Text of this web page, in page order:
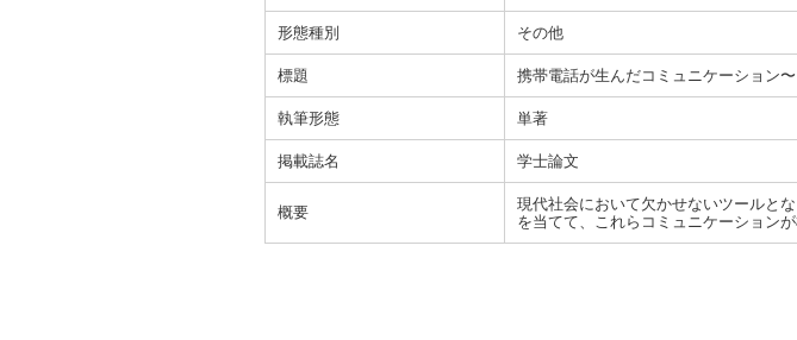
形態種別 その他
標題 携帯電話が生んだコミュニケーション
執筆形態 単著
掲載誌名 学士論文
概要
現代社会において欠かせないツールと
を当てて、これらコミュニケーション